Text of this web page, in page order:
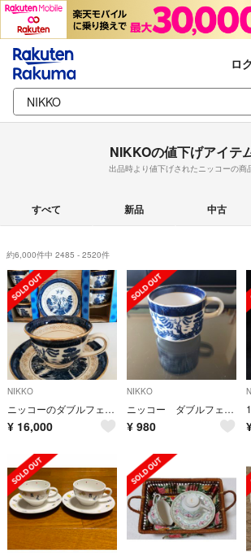
ロ
NIKKOの値下げアイテ
出品時より値下げされたニッコーの商
すべて 新品 中古
約6,000件中 2485 - 2520件
NIKKO
ニッコーのダブルフェニックス 山水シリーズのカップ&ソーサー6客セット
¥ 16,000
NIKKO
ニッコー ダブルフェニックス スープカップ 希少品
¥ 980